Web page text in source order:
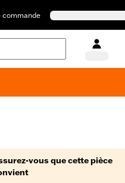
commande
vous que cette pièce